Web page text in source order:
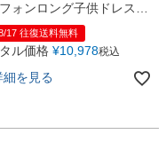
ォンロング子供ドレス
シャンパン
17 往復送料無料
ル価格 ¥10,978税込
細を見る